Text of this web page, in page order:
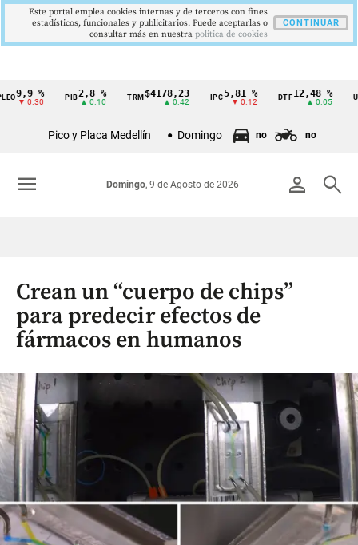
Cintillo
Colombia
9,9 %
▼ 0.30
2,8 %
▲ 0.10
TRM$4178,23
▲ 0.42
5,81 %
▼ 0.12
12,48 %
▲ 0.05
UVR
Pico y Placa Medellín Domingo no no
person search
Domingo, 9 de Agosto de 2026
menu
Crean un “cuerpo de chips”
para predecir efectos de
fármacos en humanos
Este portal emplea cookies internas y de terceros con fines
estadísticos, funcionales y publicitarios. Puede aceptarlas o
consultar más en nuestra politica de cookies
CONTINUAR